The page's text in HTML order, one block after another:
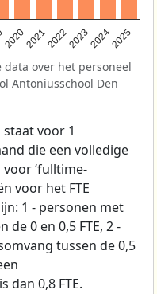
202020212022202320242025
over het personeel
Antoniusschool Den
staat voor 1
die een volledige
‘fulltime-
voor het FTE
1 - personen met
0 en 0,5 FTE, 2 -
tussen de 0,5
dan 0,8 FTE.